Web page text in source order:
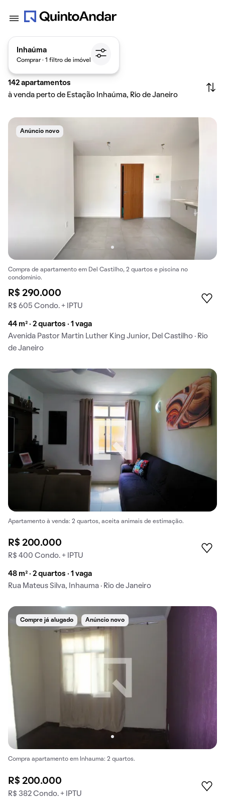
Inhaúma
Comprar · 1 filtro de imóvel
142 apartamentos
à venda perto de Estação Inhaúma, Rio de Janeiro
Anúncio novo
Compra de apartamento em Del Castilho, 2 quartos e piscina no
condomínio.
R$ 290.000
R$ 605 Condo. + IPTU
44 m² · 2 quartos · 1 vaga
Avenida Pastor Martin Luther King Junior, Del Castilho · Rio
de Janeiro
Apartamento à venda: 2 quartos, aceita animais de estimação.
R$ 200.000
R$ 400 Condo. + IPTU
48 m² · 2 quartos · 1 vaga
Rua Mateus Silva, Inhauma · Rio de Janeiro
Compre já alugado Anúncio novo
Compra apartamento em Inhauma: 2 quartos.
R$ 200.000
R$ 382 Condo. + IPTU